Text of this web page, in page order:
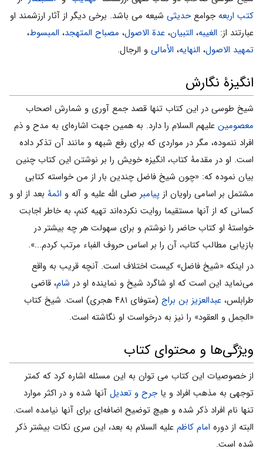
کتب اربعهجوامعحدیثی شیعه می‌ باشد. برخی دیگر از آثار ارزشمند او
عبارتند از: الغیبه، التبیان، عدة الاصول، مصباح المتهجد، المبسوط،
تمهید الاصول، النهایه، الأمالی و الرجال.
انگیزۀ نگارش
شیخ طوسی در این کتاب تنها قصد جمع آورى و شمارش اصحاب
معصومین علیهم السلام را دارد. به همین جهت اشاره‌اى به مدح و ذم
افراد ننموده، مگر در مواردى که براى رفع شبهه و مانند آن تذکر داده
است. او در مقدمۀ کتاب، انگیزه خویش را بر نوشتن این کتاب چنین
بیان نموده که: «چون شیخ فاضل چندین بار از من خواسته کتابى
مشتمل بر اسامى راویان از پیامبر صلى الله علیه و آله و ائمۀ بعد از او و
کسانى که از آنها مستقیما روایت نکرده‌اند تهیه کنم، به خاطر اجابت
خواستۀ او کتاب حاضر را نوشتم و براى سهولت هر چه بیشتر در
بازیابى مطالب کتاب، آن را بر اساس حروف الفباء مرتب کردم...».
در اینکه «شیخ فاضل» کیست اختلاف است. آنچه قریب به واقع
مى‌نماید این است که او شاگرد شیخ و نماینده او در شام، قاضى
طرابلس، عبدالعزیز بن براج
(متوفاى ۴۸۱ هجرى) است. شیخ کتاب
«الجمل و العقود» را نیز به درخواست او نگاشته است.
ویژگی‌ها و محتواى کتاب
از خصوصیات این کتاب می توان به این مسئله اشاره کرد که کمتر
توجهى به مذهب افراد و یاجرح و تعدیل آنها شده و در اکثر موارد
تنها نام افراد ذکر شده و هیچ توضیح اضافه‌اى براى آنها نیامده است.
البته از دوره امام کاظم علیه السلام به بعد، این سرى نکات بیشتر ذکر
شده است.